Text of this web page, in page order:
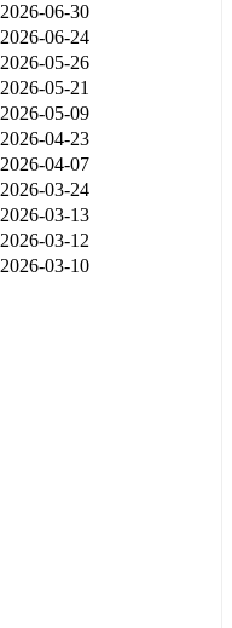
2026-06-30
2026-06-24
2026-05-26
2026-05-21
2026-05-09
2026-04-23
2026-04-07
2026-03-24
2026-03-13
2026-03-12
2026-03-10